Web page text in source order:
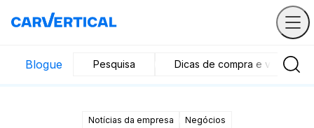
Blogue Pesquisa Dicas de compra e venda
Notícias da empresa
Negócios